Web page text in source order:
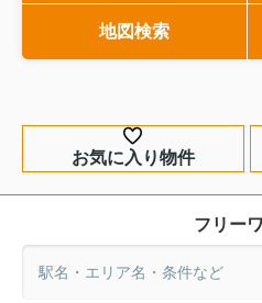
は何か、そし
します。購入前にどこをチェック
か、専門家へ相談するタイミングも
地図検索
お気に入り物件
フリー